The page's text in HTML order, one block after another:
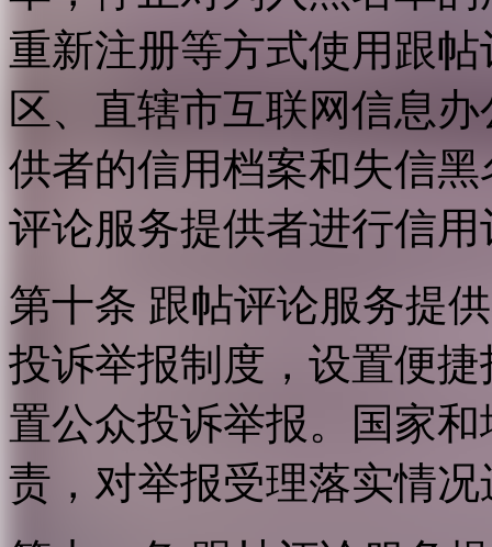
重新注册等方式使用跟
区、直辖市互联网信息
供者的信用档案和失信
评论服务提供者进行信用
第十条 跟帖评论服务提
投诉举报制度，设置便
置公众投诉举报。国家
责，对举报受理落实情